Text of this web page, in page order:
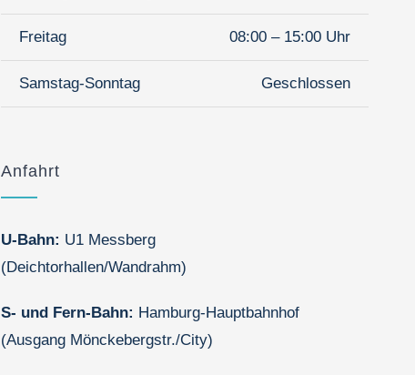
Freitag 08:00 – 15:00 Uhr
Samstag-Sonntag Geschlossen
Anfahrt
U-Bahn: U1 Messberg
(Deichtorhallen/Wandrahm)
S- und Fern-Bahn: Hamburg-Hauptbahnhof
(Ausgang Mönckebergstr./City)